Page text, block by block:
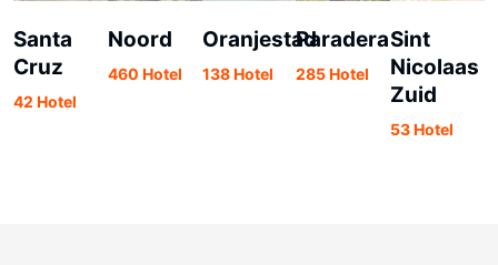
Santa
Cruz
42 Hotel
Noord
460 Hotel
Oranjestad
138 Hotel
Paradera
285 Hotel
Sint
Nicolaas
Zuid
53 Hotel